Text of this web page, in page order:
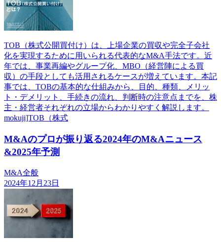
TOB（株式公開買付け）は、上場企業の買収や完全子会社
化を実現するために用いられる代表的なM&A手法です。近
年では、事業再編やグループ化、MBO（経営陣による買
収）の手段としても活用されるケースが増えています。本記
事では、TOBの基本的な仕組みから、目的、種類、メリッ
ト・デメリット、手続きの流れ、判断時の注意点までを、株
主・経営者それぞれの立場からわかりやすく解説します。
mokuji]TOB（株式
M&Aのプロが振り返る2024年のM&Aニュース
&2025年予測
M&A全般
2024年12月23日